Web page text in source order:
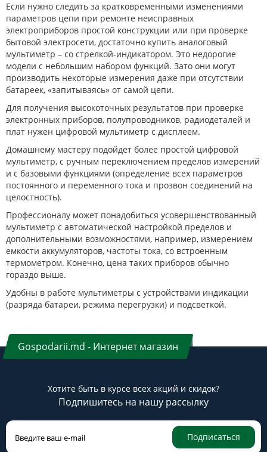
Если нужно следить за кратковременными изменениями
параметров цепи при ремонте неисправных
электроприборов простой конструкции или при проверке
бытовой электросети, достаточно купить аналоговый
мультиметр – со стрелкой-индикатором. Это недорогие
модели с небольшим набором функций. Зато они могут
производить некоторые измерения даже при отсутствии
батареек, «запитываясь» от самой цепи.
Для получения высокоточных результатов при проверке
электронных приборов, полупроводников, радиодеталей и
плат нужен цифровой мультиметр с дисплеем.
Домашнему мастеру подойдет более простой цифровой
мультиметр, с ручным переключением пределов измерений
и с базовыми функциями (определение всех параметров
постоянного и переменного тока и прозвон соединений на
целостность).
Профессионалу может понадобиться усовершенствованный
мультиметр с автоматической настройкой пределов и
дополнительными возможностями, например, измерением
емкости аккумуляторов, частоты тока, со встроенным
термометром. Конечно, цена таких приборов обычно
гораздо выше.
Удобны в работе мультиметры с устройствами индикации
(разряда батареи, режима перегрузки) и подсветкой.
Gospodarii.md - Интернет магазин
Хотите быть в курсе всех акций и скидок?
Подпишитесь на нашу рассылку
Подписаться